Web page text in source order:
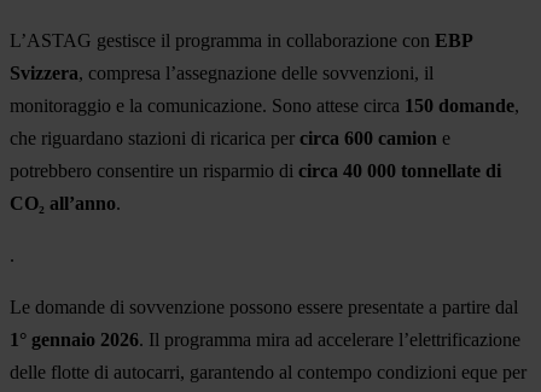
L’ASTAG gestisce il programma in collaborazione con EBP
Svizzera, compresa l’assegnazione delle sovvenzioni, il
monitoraggio e la comunicazione. Sono attese circa 150 domande,
che riguardano stazioni di ricarica per circa 600 camion e
potrebbero consentire un risparmio di circa 40 000 tonnellate di
CO₂ all’anno.
.
Le domande di sovvenzione possono essere presentate a partire dal
1° gennaio 2026. Il programma mira ad accelerare l’elettrificazione
delle flotte di autocarri, garantendo al contempo condizioni eque per